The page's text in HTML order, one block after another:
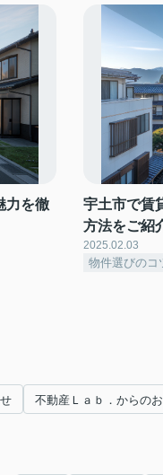
力を徹
宇土市で賃
方法をご紹
2025.02.03
物件選びのコ
不動産Ｌａｂ．からの